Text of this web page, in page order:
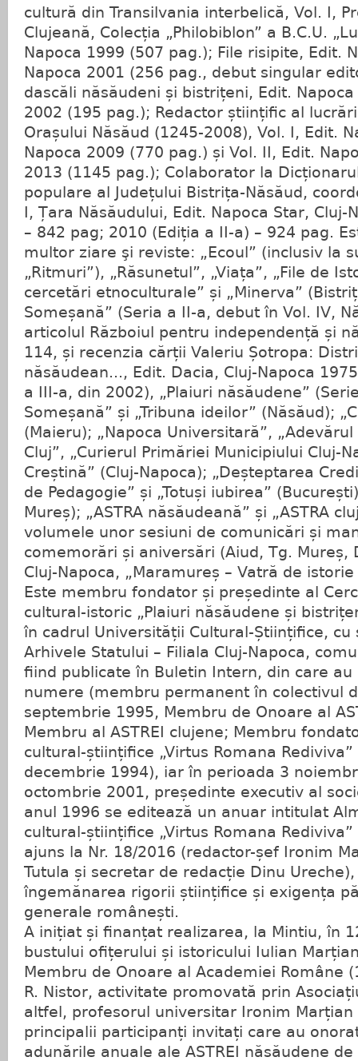
cultură din Transilvania interbelică, Vol. I,
Clujeană, Colecția „Philobiblon” a B.C.U.
Napoca 1999 (507 pag.); File risipite, Edit.
Napoca 2001 (256 pag., debut singular
dascăli năsăudeni și bistrițeni, Edit.
2002 (195 pag.); Redactor științific al
Orașului Năsăud (1245-2008), Vol. I, Edit.
Napoca 2009 (770 pag.) și Vol. II, Edit.
2013 (1145 pag.); Colaborator la
populare al Județului Bistrița-Năsăud,
I, Țara Năsăudului, Edit. Napoca Star, Cluj-
– 842 pag; 2010 (Ediția a II-a) – 924 pag.
multor ziare şi reviste: „Ecoul” (inclusiv la
„Ritmuri”), „Răsunetul”, „Viața”, „File de
cercetări etnoculturale” și „Minerva”
Someșană” (Seria a II-a, debut în Vol. IV,
articolul Războiul pentru independență și
114, și recenzia cărții Valeriu Șotropa:
năsăudean..., Edit. Dacia, Cluj-Napoca
a III-a, din 2002), „Plaiuri năsăudene”
Someșană” și „Tribuna ideilor” (Năsăud);
(Maieru); „Napoca Universitară”, „Adevărul
Cluj”, „Curierul Primăriei Municipiului Cluj-
Creștină” (Cluj-Napoca); „Deșteptarea
de Pedagogie” și „Totuși iubirea”
Mureș); „ASTRA năsăudeană” și „ASTRA
volumele unor sesiuni de comunicări și
comemorări și aniversări (Aiud, Tg. Mureș,
Cluj-Napoca, „Maramureș – Vatră de
Este membru fondator și președinte al
cultural-istoric „Plaiuri năsăudene și
în cadrul Universității Cultural-Științifice, cu
Arhivele Statului – Filiala Cluj-Napoca,
fiind publicate în Buletin Intern, din care au
numere (membru permanent în colectivul
septembrie 1995, Membru de Onoare al
Membru al ASTREI clujene; Membru
cultural-științifice „Virtus Romana
decembrie 1994), iar în perioada 3
octombrie 2001, președinte executiv al
anul 1996 se editează un anuar intitulat
cultural-științifice „Virtus Romana
ajuns la Nr. 18/2016 (redactor-șef Ironim
Tutula și secretar de redacție Dinu
îngemănarea rigorii științifice și exigența
generale românești.
A inițiat și finanțat realizarea, la Mintiu, în
bustului ofițerului și istoricului Iulian
Membru de Onoare al Academiei Române
R. Nistor, activitate promovată prin
altfel, profesorul universitar Ironim
principalii participanți invitați care au
adunările anuale ale ASTREI năsăudene